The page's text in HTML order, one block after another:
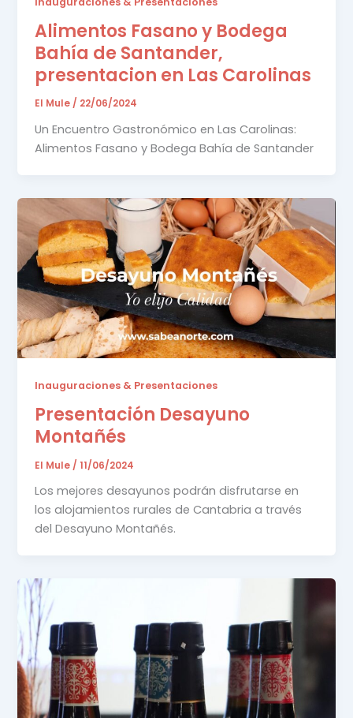
Alimentos Fasano y Bodega
Bahía de Santander,
presentacion en Las Carolinas
El Mule/ 22/06/2024
Un Encuentro Gastronómico en Las Carolinas:
Alimentos Fasano y Bodega Bahía de Santander
Inauguraciones & Presentaciones
Presentación Desayuno
Montañés
El Mule /11/06/2024
Los mejores desayunos podrán disfrutarse en
los alojamientos rurales de Cantabria a través
del Desayuno Montañés.